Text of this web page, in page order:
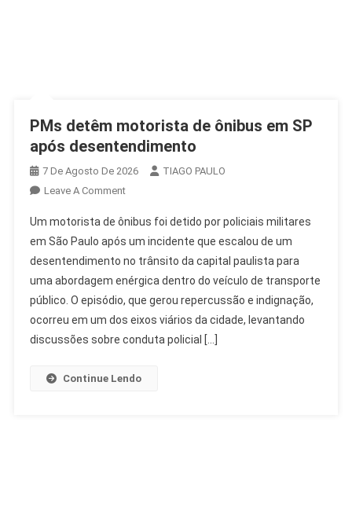
PMs detêm motorista de ônibus em SP
após desentendimento
7 De Agosto De 2026
TIAGO PAULO
Leave A CommentOn
Detêm
Motorista
De
Ônibus
Em
SP
Após
Um motorista de ônibus foi detido por policiais militares
em São Paulo após um incidente que escalou de um
desentendimento no trânsito da capital paulista para
uma abordagem enérgica dentro do veículo de transporte
público. O episódio, que gerou repercussão e indignação,
ocorreu em um dos eixos viários da cidade, levantando
discussões sobre conduta policial […]
Continue Lendo